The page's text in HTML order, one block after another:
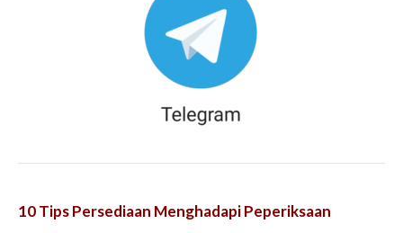
10 Tips Persediaan Menghadapi Peperiksaan